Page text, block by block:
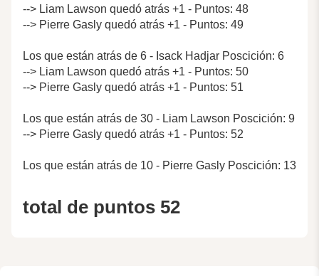
--> Liam Lawson quedó atrás +1 - Puntos: 48
--> Pierre Gasly quedó atrás +1 - Puntos: 49
Los que están atrás de 6 - Isack Hadjar Poscición: 6
--> Liam Lawson quedó atrás +1 - Puntos: 50
--> Pierre Gasly quedó atrás +1 - Puntos: 51
Los que están atrás de 30 - Liam Lawson Poscición: 9
--> Pierre Gasly quedó atrás +1 - Puntos: 52
Los que están atrás de 10 - Pierre Gasly Poscición: 13
total de puntos 52